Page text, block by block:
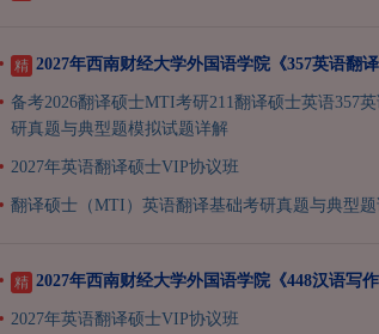
精 2027年西南财经大学外国语学院《357英语翻
备考2026翻译硕士MTI考研211翻译硕士英语357
研真题与典型题模拟试题详解
2027年英语翻译硕士VIP协议班
翻译硕士（MTI）英语翻译基础考研真题与典型题
精 2027年西南财经大学外国语学院《448汉语写
2027年英语翻译硕士VIP协议班